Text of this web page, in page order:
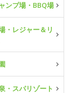
ンプ場・BBQ場
・レジャー＆リ
・スパリゾート